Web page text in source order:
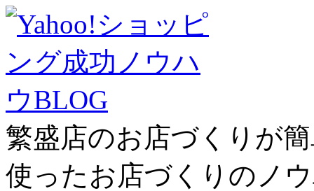
コ
ン
ツ
ス
キ
ッ
プ
繁盛店のお店づくりが
使ったお店づくりのノ